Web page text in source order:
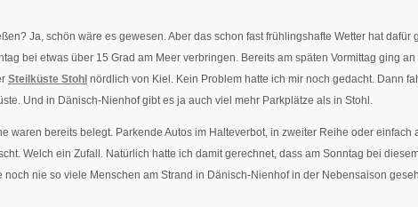
Ja, schön wäre es gewesen. Aber das schon fast frühlingshafte Wetter hat
bei etwas über 15 Grad am Meer verbringen. Bereits am späten Vormittag ging
Steilküste Stohl nördlich von Kiel. Kein Problem hatte ich mir noch gedacht. Dann
Und in Dänisch-Nienhof gibt es ja auch viel mehr Parkplätze als in Stohl.
waren bereits belegt. Parkende Autos im Halteverbot, in zweiter Reihe oder
Welch ein Zufall. Natürlich hatte ich damit gerechnet, dass am Sonntag bei
nie so viele Menschen am Strand in Dänisch-Nienhof in der Nebensaison